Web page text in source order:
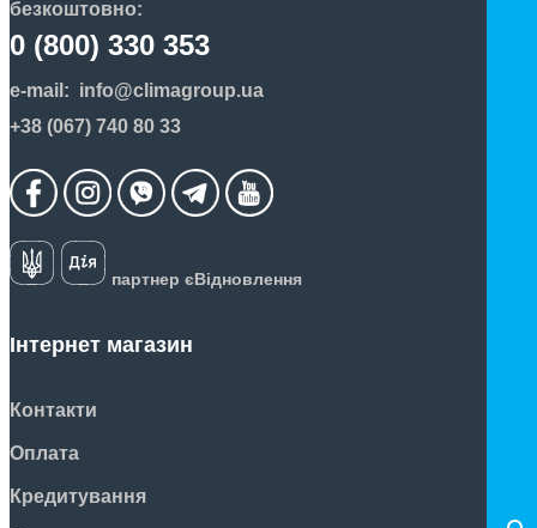
безкоштовно:
0 (800) 330 353
e-mail: info@climagroup.ua
+38 (067) 740 80 33
партнер єВідновлення
Інтернет магазин
Контакти
Оплата
Кредитування